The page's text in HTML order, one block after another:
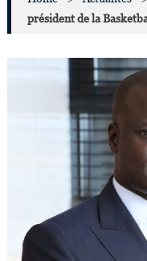
président de la